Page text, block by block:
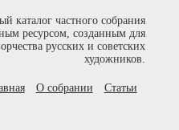
каталог частного собрания
ресурсом, созданным для
русских и советских
художников.
О собрании Статьи